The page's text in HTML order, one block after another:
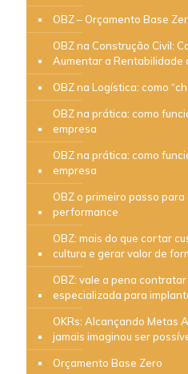
OBZ – Orçamento Base
OBZ na Construção Civil:
Aumentar a Rentabilidade
OBZ na Logística: como
OBZ na prática: como
empresa
OBZ na prática: como
empresa
OBZ o primeiro passo
performance
OBZ: mais do que cortar
cultura e gerar valor de
OBZ: vale a pena
especializada para
OKRs: Alcançando Metas
jamais imaginou ser
Orçamento Base Zero